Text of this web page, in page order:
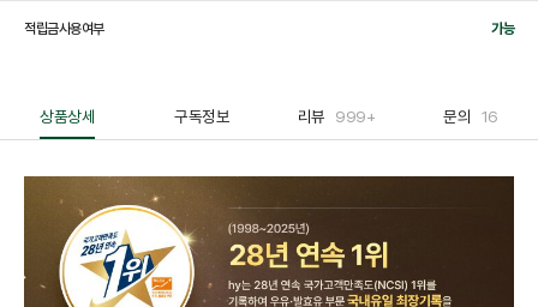
적립금사용여부 가능
상품상세 구독정보 리뷰 999+ 문의 16